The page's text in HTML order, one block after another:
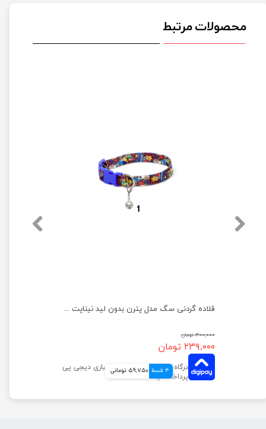
محصولات مرتبط
قلاده گردنی سگ مدل پترن بدون لید نیناپت سایز ۱
۳۰۰,۰۰۰ تومان
۲۳۹,۰۰۰ تومان
4 قسط 59,750 تومانی